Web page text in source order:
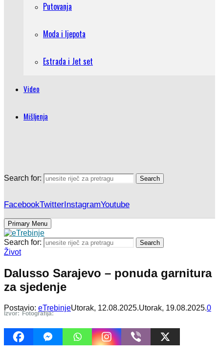
Putovanja
Moda i ljepota
Estrada i Jet set
Video
Mišljenja
Search for: Search
FacebookTwitterInstagramYoutube
Primary Menu
Search for: Search
Život
Dalusso Sarajevo – ponuda garnitura
za sjedenje
Postavio: eTrebinjeUtorak, 12.08.2025.Utorak, 19.08.2025.0
Izvor: Fotografija: